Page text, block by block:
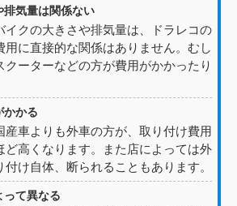
排気量は関係ない
イクの大きさや排気量は、ドラレコの
用に直接的な関係はありません。むし
クーターなどの方が費用がかかったり
かかる
産車よりも外車の方が、取り付け費用
ど高くなります。また店によっては外
付け自体、断られることもあります。
って異なる